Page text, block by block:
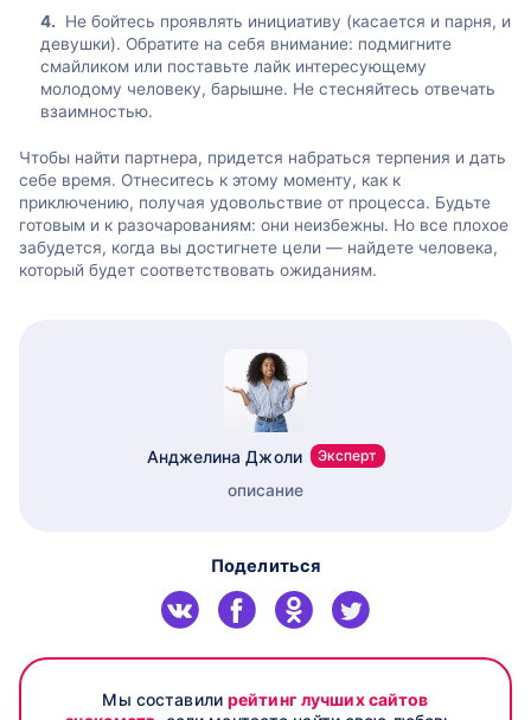
Не бойтесь проявлять инициативу (касается и парня, и
девушки). Обратите на себя внимание: подмигните
смайликом или поставьте лайк интересующему
молодому человеку, барышне. Не стесняйтесь отвечать
взаимностью.
Чтобы найти партнера, придется набраться терпения и дать
себе время. Отнеситесь к этому моменту, как к
приключению, получая удовольствие от процесса. Будьте
готовым и к разочарованиям: они неизбежны. Но все плохое
забудется, когда вы достигнете цели — найдете человека,
который будет соответствовать ожиданиям.
Анджелина Джоли Эксперт
описание
Поделиться
Мы составилирейтинг лучших сайтов